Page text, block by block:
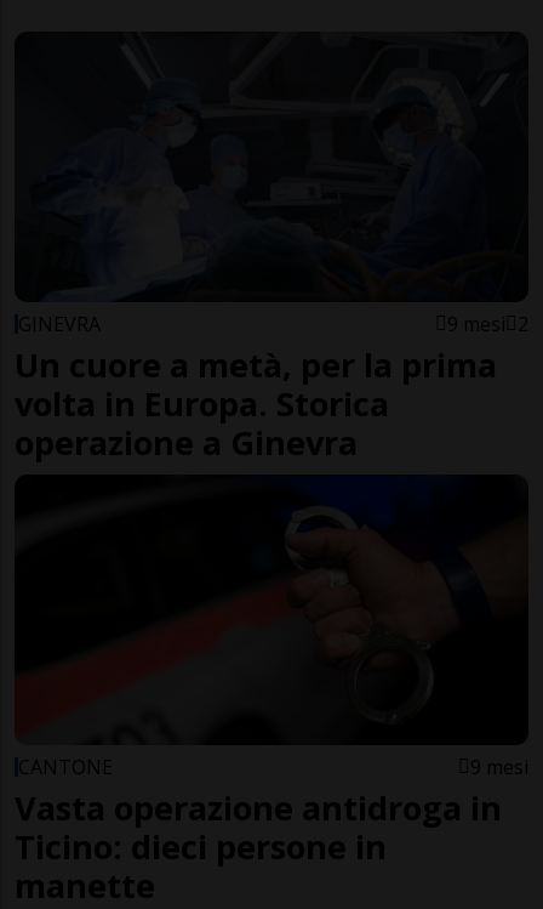
GINEVRA 9 mesi 2
Un cuore a metà, per la prima
volta in Europa. Storica
operazione a Ginevra
CANTONE 9 mesi
Vasta operazione antidroga in
Ticino: dieci persone in
manette